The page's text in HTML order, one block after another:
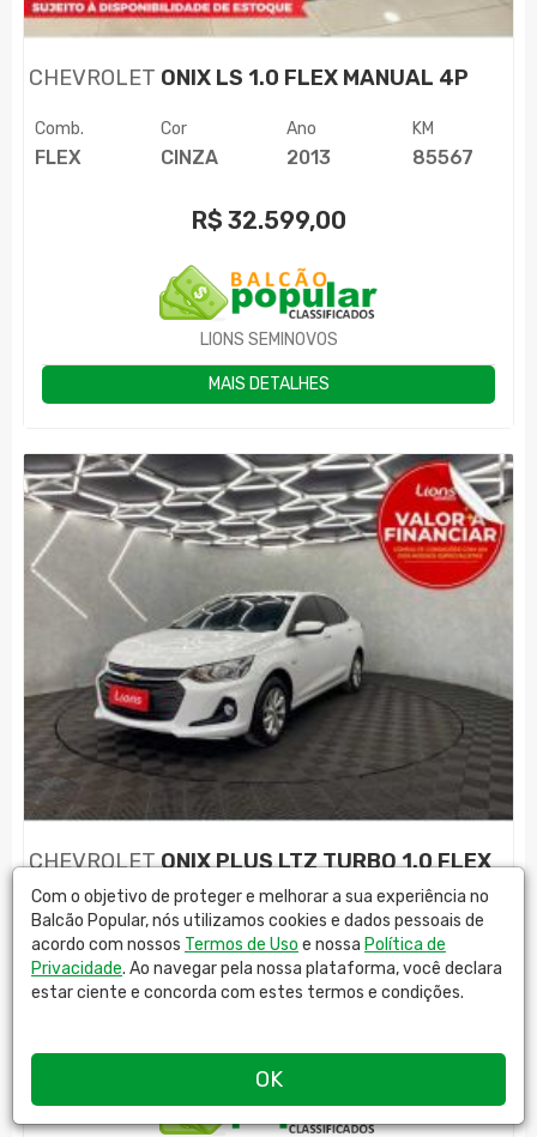
CHEVROLET ONIX LS 1.0 FLEX MANUAL 4P
Comb.
FLEX
Cor
CINZA
Ano
2013
KM
85567
R$ 32.599,00
LIONS SEMINOVOS
MAIS DETALHES
CHEVROLETONIX PLUS LTZ TURBO 1.0 FLEX
AUT. 4P
Comb.
FLEX
Cor
BRANCO
Ano
2022
KM
24099
Com o objetivo de proteger e melhorar a sua experiência no
Balcão Popular, nós utilizamos cookies e dados pessoais de
acordo com nossos Termos de Uso e nossa Política de
Privacidade. Ao navegar pela nossa plataforma, você declara
estar ciente e concorda com estes termos e condições.
OK